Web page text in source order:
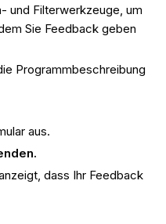
und Filterwerkzeuge, um
Sie Feedback geben
Programmbeschreibung
aus.
dass Ihr Feedback